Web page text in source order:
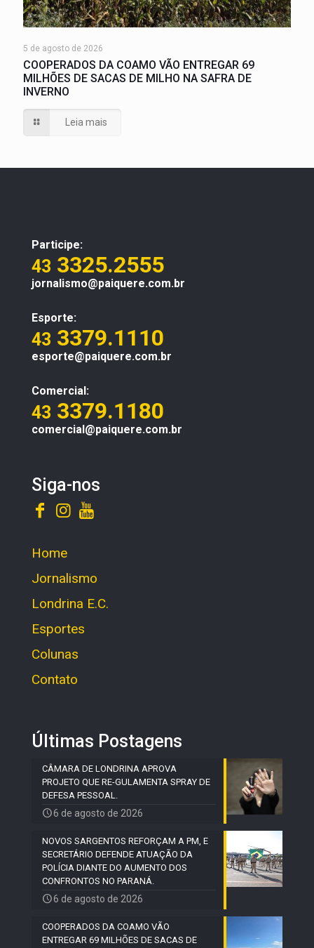
5 de agosto de 2026
COOPERADOS DA COAMO VÃO ENTREGAR 69
MILHÕES DE SACAS DE MILHO NA SAFRA DE
INVERNO
Leia mais
Participe:
43 3325.2555
jornalismo@paiquere.com.br
Esporte:
43 3379.1110
esporte@paiquere.com.br
Comercial:
43 3379.1180
comercial@paiquere.com.br
Siga-nos
Home
Jornalismo
Londrina E.C.
Esportes
Colunas
Contato
Últimas Postagens
CÂMARA DE LONDRINA APROVA
PROJETO QUE RE-GULAMENTA SPRAY DE
DEFESA PESSOAL.
6 de agosto de 2026
NOVOS SARGENTOS REFORÇAM A PM, E
SECRETÁRIO DEFENDE ATUAÇÃO DA
POLÍCIA DIANTE DO AUMENTO DOS
CONFRONTOS NO PARANÁ.
6 de agosto de 2026
COOPERADOS DA COAMO VÃO
ENTREGAR 69 MILHÕES DE SACAS DE